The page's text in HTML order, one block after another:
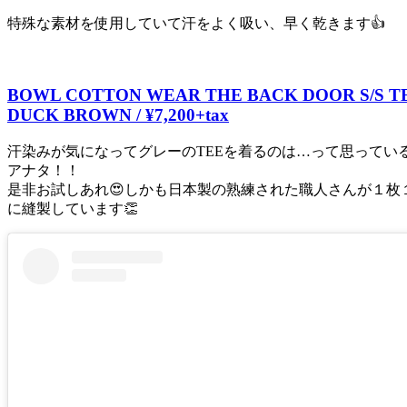
特殊な素材を使用していて汗をよく吸い、早く乾きます👍
BOWL COTTON WEAR THE BACK DOOR S/S
DUCK BROWN / ¥7,200+tax
汗染みが気になってグレーのTEEを着るのは…って思ってい
アナタ！！
是非お試しあれ😍しかも日本製の熟練された職人さんが１枚
に縫製しています👏